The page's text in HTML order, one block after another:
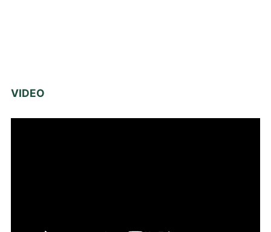
VIDEO